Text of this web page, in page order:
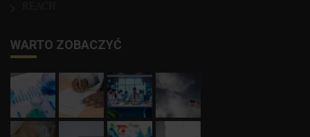
WARTO ZOBACZYĆ